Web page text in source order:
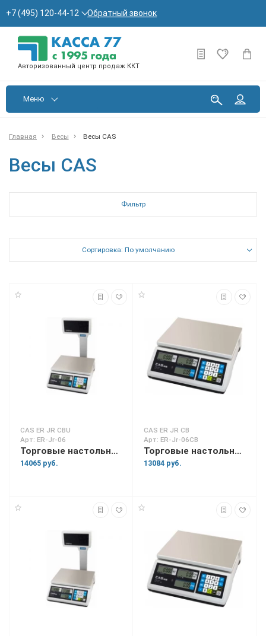
+7 (495) 120-44-12 Обратный звонок
Авторизованный центр продаж ККТ
Меню
Главная Весы Весы CAS
Весы CAS
Фильтр
Сортировка: По умолчанию
CAS ER JR CBU
Арт: ER-Jr-06
Торговые настольные весы ER-Jr-06
14065 руб.
CAS ER JR CB
Арт: ER-Jr-06CB
Торговые настольные весы ER-Jr-06CB
13084 руб.